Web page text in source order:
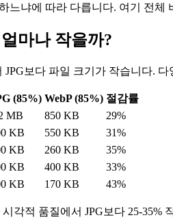
느냐에 따라 다릅니다. 여기 전체
마나 작을까?
JPG보다 파일 크기가 작습니다.
(85%) WebP (85%) 절감률
MB 850 KB
29%
KB 550 KB
31%
KB 260 KB
35%
KB 400 KB
33%
KB 170 KB 43%
각적 품질에서 JPG보다 25-